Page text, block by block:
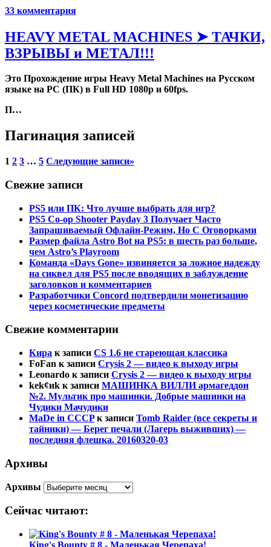
33 комментария
HEAVY METAL MACHINES ➤ ТАЧКИ,
ВЗРЫВЫ и МЕТАЛ!!!
Это Прохождение игры Heavy Metal Machines на Русском
языке на PC (ПК) в Full HD 1080p и 60fps.
П…
Пагинация записей
1 2 3 … 5 Следующие записи»
Свежие записи
PS5 или ПК: Что лучше выбрать для игр?
PS5 Co-op Shooter Payday 3 Получает Часто
Запрашиваемый Офлайн-Режим, Но С Оговорками
Размер файла Astro Bot на PS5: в шесть раз больше,
чем Astro’s Playroom
Команда «Days Gone» извиняется за ложное надежду
на сиквел для PS5 после вводящих в заблуждение
заголовков и комментариев
Разработчики Concord подтвердили монетизацию
через косметические предметы
Свежие комментарии
Кира к записи CS 1.6 не стареющая классика
FoFan к записи Crysis 2 — видео к выходу игры
Leonardo к записи Crysis 2 — видео к выходу игры
kek¢иk к записи МАШИНКА ВИЛЛИ армагеддон
№2. Мультик про машинки. Добрые машинки на
Чудики Мачудики
MaDe in CCCPк записи Tomb Raider (все секреты и
тайники) — Берег печали (Лагерь выживших) —
последняя флешка. 20160320-03
Архивы
Архивы
Сейчас читают:
King's Bounty # 8 - Маленькая Черепаха!